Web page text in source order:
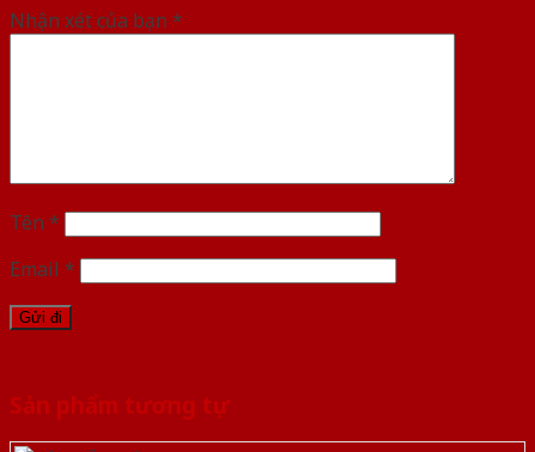
Nhận xét của bạn *
Tên *
Email *
Sản phẩm tương tự